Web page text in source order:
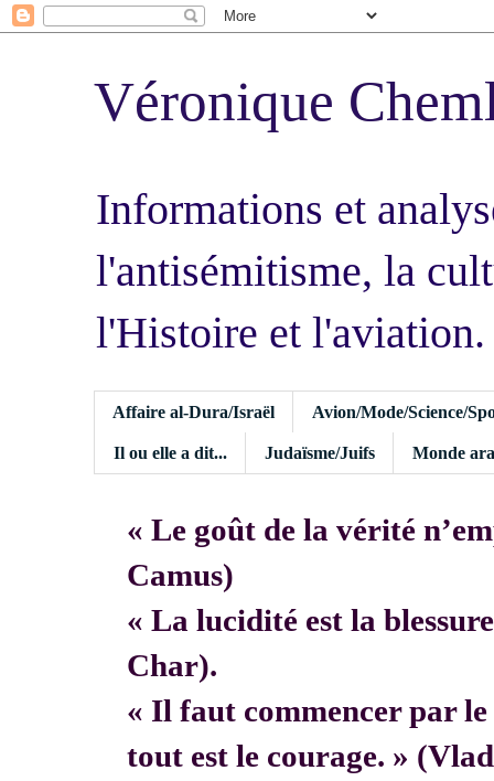
Véronique
Informations et
l'antisémitisme, la
l'Histoire et l'aviation.
Affaire al-Dura/Israël Avion/Mode/Science/
Il ou elle a dit... Judaïsme/Juifs Monde
« Le goût de la vérité
Camus)
« La lucidité est la
Char).
« Il faut commencer par le
tout est le courage. »